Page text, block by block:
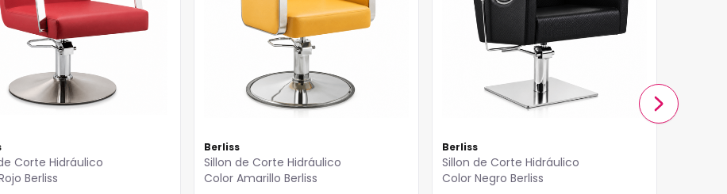
Corte Hidráulico
Berliss
Berliss
Sillon de Corte Hidráulico
Color Amarillo Berliss
Berliss
Sillon de Corte Hidráulico
Color Negro Berliss